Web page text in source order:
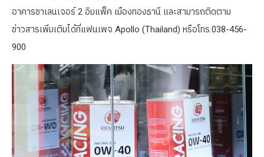
อาคารชาเลนเจอร์ 2 อิมแพ็ค เมืองทองธานี และสามารถติดตาม
ข่าวสารเพิ่มเติมได้ที่แฟนเพจ Apollo (Thailand) หรือโทร.038-456-
900